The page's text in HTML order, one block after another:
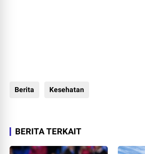
Berita Kesehatan
BERITA TERKAIT